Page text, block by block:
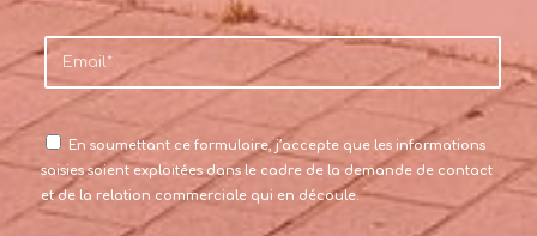
En soumettant ce formulaire, j’accepte que les informations
saisies soient exploitées dans le cadre de la demande de contact
et de la relation commerciale qui en découle.